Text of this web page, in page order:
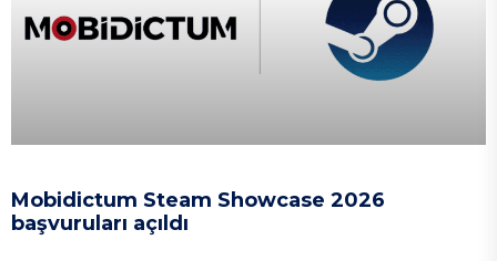
Mobidictum Steam Showcase 2026
başvuruları açıldı